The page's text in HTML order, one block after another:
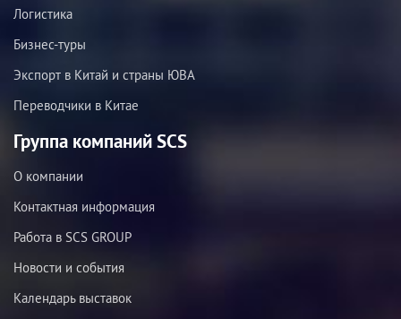
Логистика
Бизнес-туры
Экспорт в Китай и страны ЮВА
Переводчики в Китае
Группа компаний SCS
О компании
Контактная информация
Работа в SCS GROUP
Новости и события
Календарь выставок